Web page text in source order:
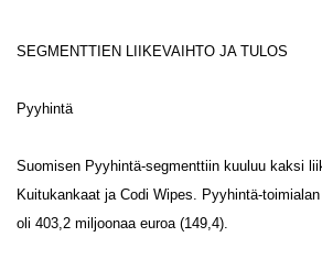
SEGMENTTIEN LIIKEVAIHTO JA TULOS
Pyyhintä
Suomisen Pyyhintä-segmenttiin kuuluu kaksi
Kuitukankaat ja Codi Wipes. Pyyhintä-
oli 403,2 miljoonaa euroa (149,4).